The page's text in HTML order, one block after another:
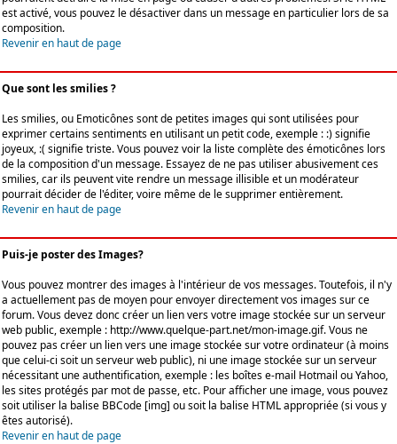
est activé, vous pouvez le désactiver dans un message en particulier lors de sa
composition.
Revenir en haut de page
Que sont les smilies ?
Les smilies, ou Emoticônes sont de petites images qui sont utilisées pour
exprimer certains sentiments en utilisant un petit code, exemple : :) signifie
joyeux, :( signifie triste. Vous pouvez voir la liste complète des émoticônes lors
de la composition d'un message. Essayez de ne pas utiliser abusivement ces
smilies, car ils peuvent vite rendre un message illisible et un modérateur
pourrait décider de l'éditer, voire même de le supprimer entièrement.
Revenir en haut de page
Puis-je poster des Images?
Vous pouvez montrer des images à l'intérieur de vos messages. Toutefois, il n'y
a actuellement pas de moyen pour envoyer directement vos images sur ce
forum. Vous devez donc créer un lien vers votre image stockée sur un serveur
web public, exemple : http://www.quelque-part.net/mon-image.gif. Vous ne
pouvez pas créer un lien vers une image stockée sur votre ordinateur (à moins
que celui-ci soit un serveur web public), ni une image stockée sur un serveur
nécessitant une authentification, exemple : les boîtes e-mail Hotmail ou Yahoo,
les sites protégés par mot de passe, etc. Pour afficher une image, vous pouvez
soit utiliser la balise BBCode [img] ou soit la balise HTML appropriée (si vous y
êtes autorisé).
Revenir en haut de page